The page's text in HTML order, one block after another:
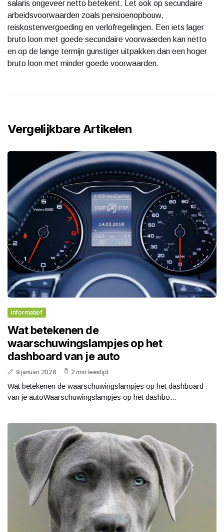
salaris ongeveer netto betekent. Let ook op secundaire
arbeidsvoorwaarden zoals pensioenopbouw,
reiskostenvergoeding en verlofregelingen. Een iets lager
bruto loon met goede secundaire voorwaarden kan netto
en op de lange termijn gunstiger uitpakken dan een hoger
bruto loon met minder goede voorwaarden.
Vergelijkbare Artikelen
Informatief
Wat betekenen de
waarschuwingslampjes op het
dashboard van je auto
9 januari 2026 2 min leestijd
Wat betekenen de waarschuwingslampjes op het dashboard
van je autoWaarschuwingslampjes op het dashbo...